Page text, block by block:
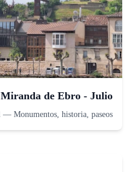
Miranda de Ebro - Julio
— Monumentos, historia, paseos